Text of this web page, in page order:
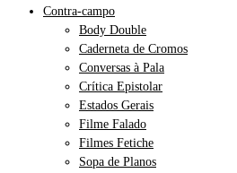
Contra-campo
Body Double
Caderneta de Cromos
Conversas à Pala
Crítica Epistolar
Estados Gerais
Filme Falado
Filmes Fetiche
Sopa de Planos